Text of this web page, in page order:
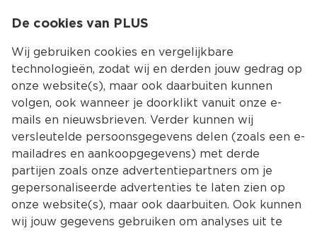
Kies jouw
Terug Producten
Feestartikelen, versiering
Filter Meest gewild
De cookies van PLUS
Wij gebruiken cookies en vergelijkbare
technologieën, zodat wij en derden jouw gedrag op
onze website(s), maar ook daarbuiten kunnen
volgen, ook wanneer je doorklikt vanuit onze e-
mails en nieuwsbrieven. Verder kunnen wij
versleutelde persoonsgegevens delen (zoals een e-
mailadres en aankoopgegevens) met derde
partijen zoals onze advertentiepartners om je
gepersonaliseerde advertenties te laten zien op
onze website(s), maar ook daarbuiten. Ook kunnen
wij jouw gegevens gebruiken om analyses uit te